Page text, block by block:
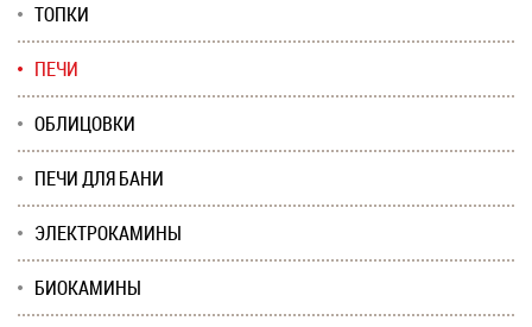
ТОПКИ
ПЕЧИ
ОБЛИЦОВКИ
ПЕЧИ ДЛЯ БАНИ
ЭЛЕКТРОКАМИНЫ
БИОКАМИНЫ